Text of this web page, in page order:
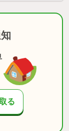
る